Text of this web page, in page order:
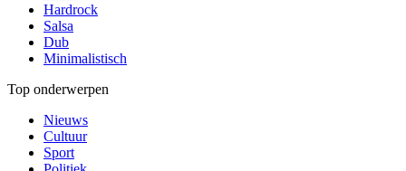
Hardrock
Salsa
Dub
Minimalistisch
Top onderwerpen
Nieuws
Cultuur
Sport